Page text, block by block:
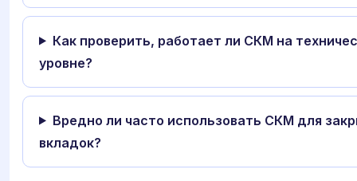
Как проверить, работает ли СКМ на
уровне?
Вредно ли часто использовать СКМ для
вкладок?